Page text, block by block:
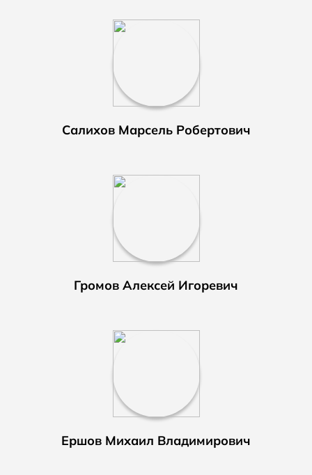
Салихов Марсель Робертович
Громов Алексей Игоревич
Ершов Михаил Владимирович